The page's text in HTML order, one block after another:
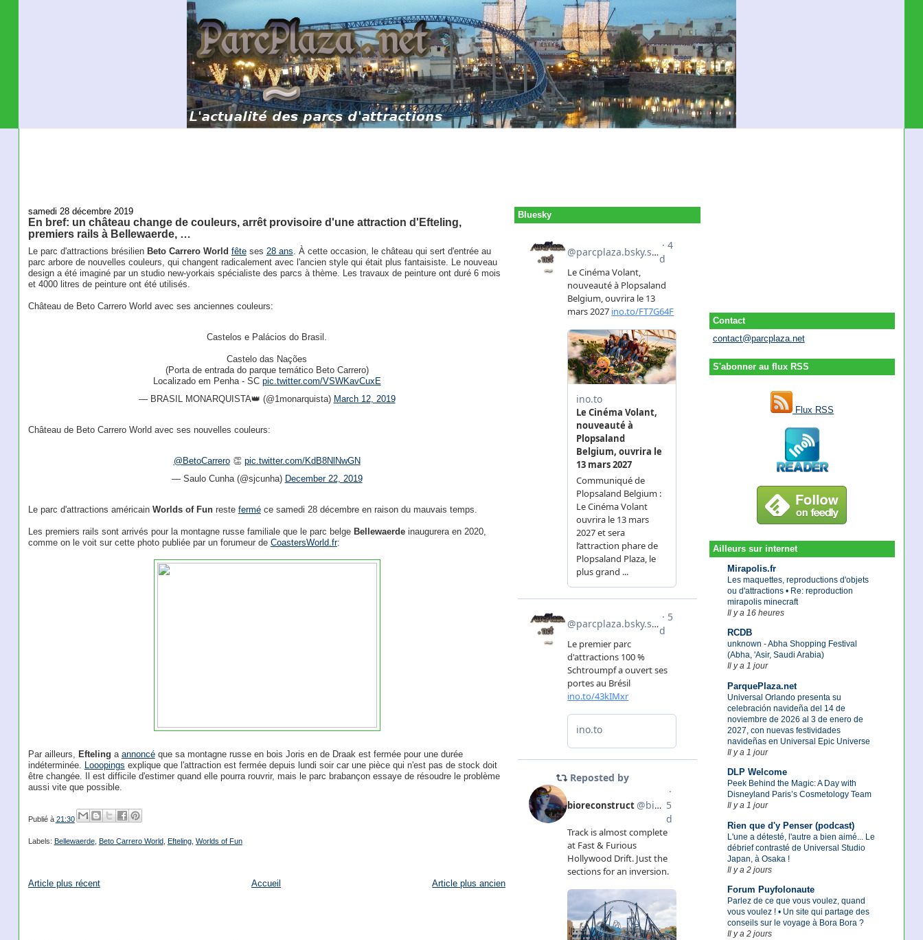
Contact
contact@parcplaza.net
S'abonner au flux RSS
Flux RSS
Ailleurs sur internet
Mirapolis.fr
Les maquettes, reproductions d'objets
ou d'attractions • Re: reproduction
mirapolis minecraft
Il y a 16 heures
RCDB
unknown - Abha Shopping Festival
(Abha, 'Asir, Saudi Arabia)
Il y a 1 jour
ParquePlaza.net
Universal Orlando presenta su
celebración navideña del 14 de
noviembre de 2026 al 3 de enero de
2027, con nuevas festividades
navideñas en Universal Epic Universe
Il y a 1 jour
DLP Welcome
Peek Behind the Magic: A Day with
Disneyland Paris’s Cosmetology Team
Il y a 1 jour
Rien que d'y Penser (podcast)
L'une a détesté, l'autre a bien aimé... Le
débrief contrasté de Universal Studio
Japan, à Osaka !
Il y a 2 jours
Forum Puyfolonaute
Parlez de ce que vous voulez, quand
vous voulez ! • Un site qui partage des
conseils sur le voyage à Bora Bora ?
Il y a 2 jours
samedi 28 décembre 2019
En bref: un château change de couleurs, arrêt provisoire d'une attraction d'Efteling,
premiers rails à Bellewaerde, …
Le parc d'attractions brésilien Beto Carrero World fêteses 28 ans. À cette occasion, le château qui sert d'entrée au
parc arbore de nouvelles couleurs, qui changent radicalement avec l'ancien style qui était plus fantaisiste. Le nouveau
design a été imaginé par un studio new-yorkais spécialiste des parcs à thème. Les travaux de peinture ont duré 6 mois
et 4000 litres de peinture ont été utilisés.
Château de Beto Carrero World avec ses anciennes couleurs:
Castelos e Palácios do Brasil.
Castelo das Nações
(Porta de entrada do parque temático Beto Carrero)
Localizado em Penha - SC pic.twitter.com/VSWKavCuxE
— BRASIL MONARQUISTA👑 (@1monarquista) March 12, 2019
Château de Beto Carrero World avec ses nouvelles couleurs:
@BetoCarrero👏 pic.twitter.com/KdB8NlNwGN
— Saulo Cunha (@sjcunha) December 22, 2019
Le parc d'attractions américain Worlds of Funreste ferméce samedi 28 décembre en raison du mauvais temps.
Les premiers rails sont arrivés pour la montagne russe familiale que le parc belge Bellewaerdeinaugurera en 2020,
comme on le voit sur cette photo publiée par un forumeur de CoastersWorld.fr:
Par ailleurs, Efteling a annoncéque sa montagne russe en bois Joris en de Draak est fermée pour une durée
indéterminée. Looopings explique que l'attraction est fermée depuis lundi soir car une pièce qui n'est pas de stock doit
être changée. Il est difficile d'estimer quand elle pourra rouvrir, mais le parc brabançon essaye de résoudre le problème
aussi vite que possible.
Publié à 21:30
Labels: Bellewaerde, Beto Carrero World, Efteling, Worlds of Fun
Article plus récent Article plus ancien
Accueil
Bluesky